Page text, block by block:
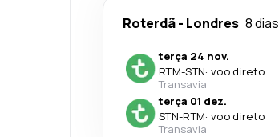
Roterdã- Londres 8 dias
terça 24 nov.
RTM-STN· voo direto
Transavia
terça 01 dez.
STN-RTM· voo direto
Transavia